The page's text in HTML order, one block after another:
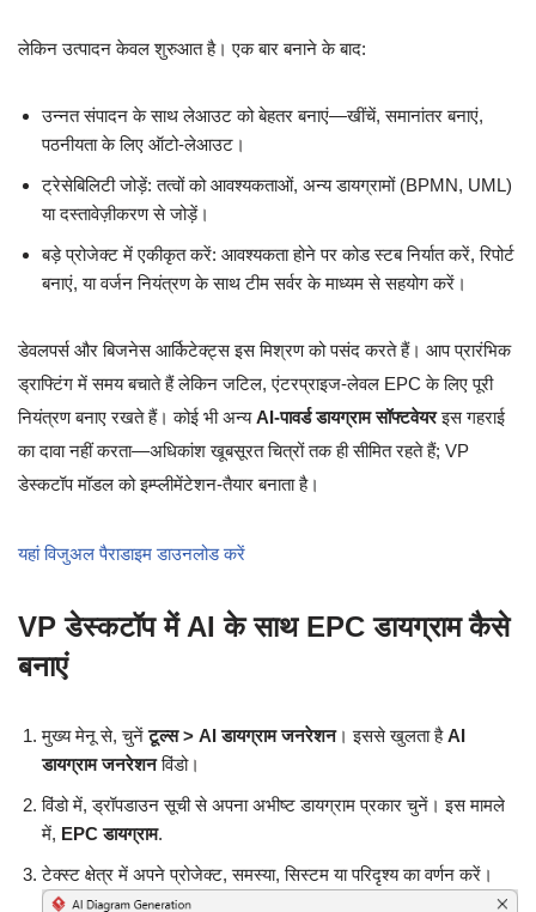
लेकिन उत्पादन केवल शुरुआत है। एक बार बनाने के बाद:
उन्नत संपादन के साथ लेआउट को बेहतर बनाएं—खींचें, समानांतर बनाएं,
पठनीयता के लिए ऑटो-लेआउट।
ट्रेसेबिलिटी जोड़ें: तत्वों को आवश्यकताओं, अन्य डायग्रामों (BPMN, UML)
या दस्तावेज़ीकरण से जोड़ें।
बड़े प्रोजेक्ट में एकीकृत करें: आवश्यकता होने पर कोड स्टब निर्यात करें, रिपोर्ट
बनाएं, या वर्जन नियंत्रण के साथ टीम सर्वर के माध्यम से सहयोग करें।
डेवलपर्स और बिजनेस आर्किटेक्ट्स इस मिश्रण को पसंद करते हैं। आप प्रारंभिक
ड्राफ्टिंग में समय बचाते हैं लेकिन जटिल, एंटरप्राइज-लेवल EPC के लिए पूरी
नियंत्रण बनाए रखते हैं। कोई भी अन्यAI-पावर्ड डायग्राम सॉफ्टवेयरइस गहराई
का दावा नहीं करता—अधिकांश खूबसूरत चित्रों तक ही सीमित रहते हैं; VP
डेस्कटॉप मॉडल को इम्प्लीमेंटेशन-तैयार बनाता है।
यहां विजुअल पैराडाइम डाउनलोड करें
VP डेस्कटॉप में AI के साथ EPC डायग्राम कैसे
बनाएं
मुख्य मेनू से, चुनेंटूल्स > AI डायग्राम जनरेशन। इससे खुलता हैAI
डायग्राम जनरेशनविंडो।
विंडो में, ड्रॉपडाउन सूची से अपना अभीष्ट डायग्राम प्रकार चुनें। इस मामले
में, EPC डायग्राम.
टेक्स्ट क्षेत्र में अपने प्रोजेक्ट, समस्या, सिस्टम या परिदृश्य का वर्णन करें।